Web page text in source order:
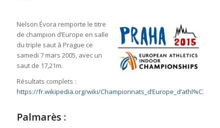
Nelson Évora remporte le titre
de champion d’Europe en salle
du triple saut à Prague ce
samedi 7 mars 2005, avec un
saut de 17,21m.
Résultats complets :
https://fr.wikipedia.org/wiki/
Palmarès :